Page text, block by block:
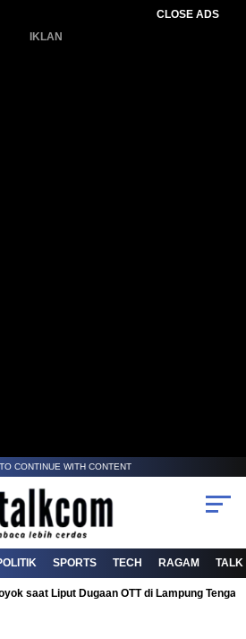
CLOSE ADS
IKLAN
CONTINUE WITH CONTENT
SPORTS TECH RAGAM TALK
saat Liput Dugaan OTT di Lampung